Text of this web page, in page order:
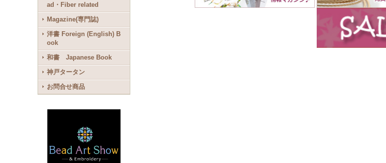
ad・Fiber related
Magazine(専門誌)
洋書 Foreign (English) B
ook
和書 Japanese Book
神戸タータン
お問合せ商品